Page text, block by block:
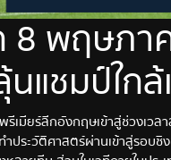
8 พฤษภา
นแชมป์ใกล้
เมียร์ลีกอังกฤษเข้าสู่ช่วงเว
ประวัติศาสตร์ผ่านเข้าสู่รอบ